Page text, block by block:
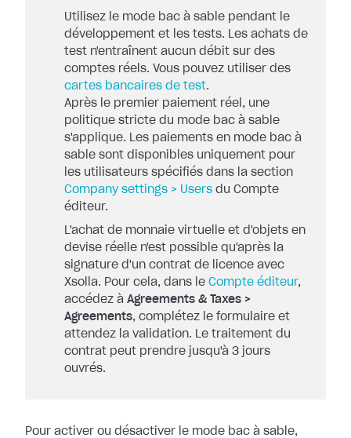
Utilisez le mode bac à sable pendant le
développement et les tests. Les achats de
test n'entraînent aucun débit sur des
comptes réels. Vous pouvez utiliser des
cartes bancaires de test.
Après le premier paiement réel, une
politique stricte du mode bac à sable
s'applique. Les paiements en mode bac à
sable sont disponibles uniquement pour
les utilisateurs spécifiés dans la section
Company settings > Users du Compte
éditeur.
L'achat de monnaie virtuelle et d'objets en
devise réelle n'est possible qu'après la
signature d'un contrat de licence avec
Xsolla. Pour cela, dans le Compte éditeur,
accédez à Agreements & Taxes >
Agreements, complétez le formulaire et
attendez la validation. Le traitement du
contrat peut prendre jusqu'à 3 jours
ouvrés.
Pour activer ou désactiver le mode bac à sable,